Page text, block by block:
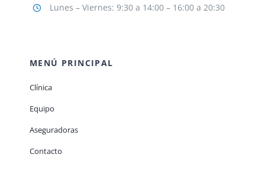
Lunes – Viernes: 9:30 a 14:00 – 16:00 a 20:30
MENÚ PRINCIPAL
Clínica
Equipo
Aseguradoras
Contacto